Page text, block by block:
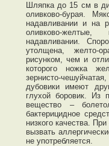
Шляпка до 15 см в
оливково-бурая.
надавливании и на
оливково-
надавливании.
утолщена, желто-
рисунком, чем и
которого ножка
зернисто-
дубовики имеют
глухой боровик. Из
вещество –
бактерицидное
низкого качества.
вызвать
не употребляется.